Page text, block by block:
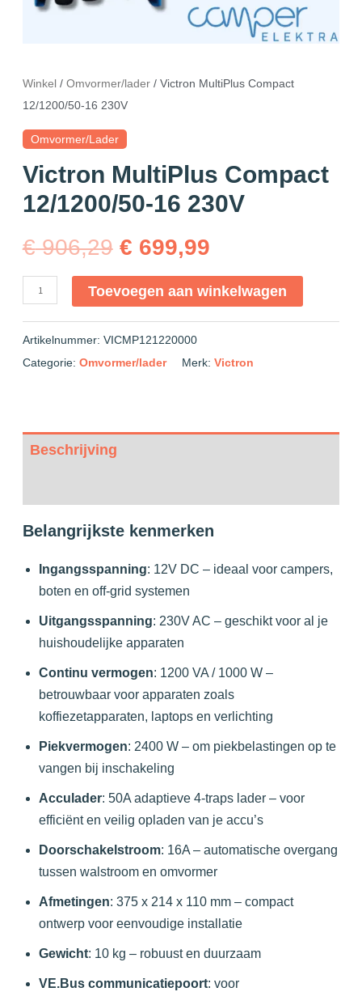
Winkel/ Omvormer/lader/ Victron MultiPlus Compact
12/1200/50-16 230V
Omvormer/lader
Victron MultiPlus Compact
12/1200/50-16 230V
€906,29 € 699,99
Toevoegen aan winkelwagen
Artikelnummer: VICMP121220000
Categorie: Omvormer/lader Merk: Victron
Beschrijving
Belangrijkste kenmerken
Ingangsspanning: 12V DC – ideaal voor campers,
boten en off-grid systemen
Uitgangsspanning: 230V AC – geschikt voor al je
huishoudelijke apparaten
Continu vermogen: 1200 VA / 1000 W –
betrouwbaar voor apparaten zoals
koffiezetapparaten, laptops en verlichting
Piekvermogen: 2400 W – om piekbelastingen op te
vangen bij inschakeling
Acculader: 50A adaptieve 4-traps lader – voor
efficiënt en veilig opladen van je accu’s
Doorschakelstroom: 16A – automatische overgang
tussen walstroom en omvormer
Afmetingen: 375 x 214 x 110 mm – compact
ontwerp voor eenvoudige installatie
Gewicht: 10 kg – robuust en duurzaam
VE.Bus communicatiepoort: voor